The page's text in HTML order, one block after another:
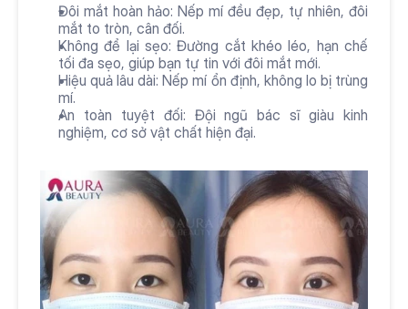
Đôi mắt hoàn hảo: Nếp mí đều đẹp, tự nhiên, đôi
mắt to tròn, cân đối.
Không để lại sẹo: Đường cắt khéo léo, hạn chế
tối đa sẹo, giúp bạn tự tin với đôi mắt mới.
Hiệu quả lâu dài: Nếp mí ổn định, không lo bị trùng
mí.
An toàn tuyệt đối: Đội ngũ bác sĩ giàu kinh
nghiệm, cơ sở vật chất hiện đại.